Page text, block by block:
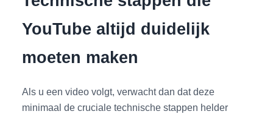
YouTube altijd duidelijk
moeten maken
Als u een video volgt, verwacht dan dat deze
minimaal de cruciale technische stappen helder